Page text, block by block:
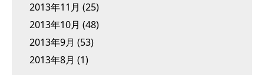
2013年11月 (25)
2013年10月 (48)
2013年9月 (53)
2013年8月 (1)